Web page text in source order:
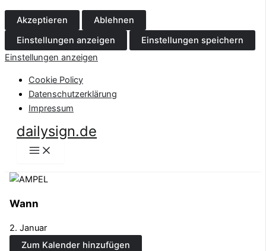
Akzeptieren
Ablehnen
Einstellungen anzeigen
Einstellungen speichern
Einstellungen anzeigen
Cookie Policy
Datenschutzerklärung
Impressum
Zumdailysign.de
Wann
2. Januar
Zum Kalender hinzufügen